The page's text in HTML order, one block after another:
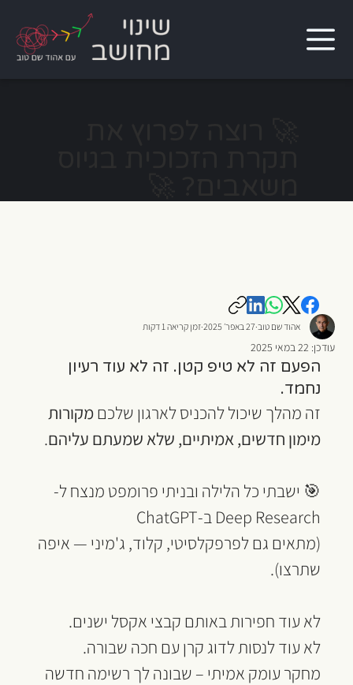
אהוד שם טוב 27 באפר׳ 2025 זמן קריאה 1 דקות
עודכן: 22 במאי 2025
הפעם זה לא טיפ קטן. זה לא עוד רעיון
נחמד.
זה מהלך שיכול להכניס לארגון שלכם מקורות
מימון חדשים, אמיתיים, שלא שמעתם עליהם.
🎯 ישבתי כל הלילה ובניתי פרומפט מנצח ל-
Deep Research ב-ChatGPT
(מתאים גם לפרפקלסיטי, קלוד, ג'מיני — איפה
שתרצו).
לא עוד חפירות באותם קבצי אקסל ישנים.
לא עוד לנסות לדוג קרן עם חכה שבורה.
מחקר עומק אמיתי – שבונה לך רשימה חדשה